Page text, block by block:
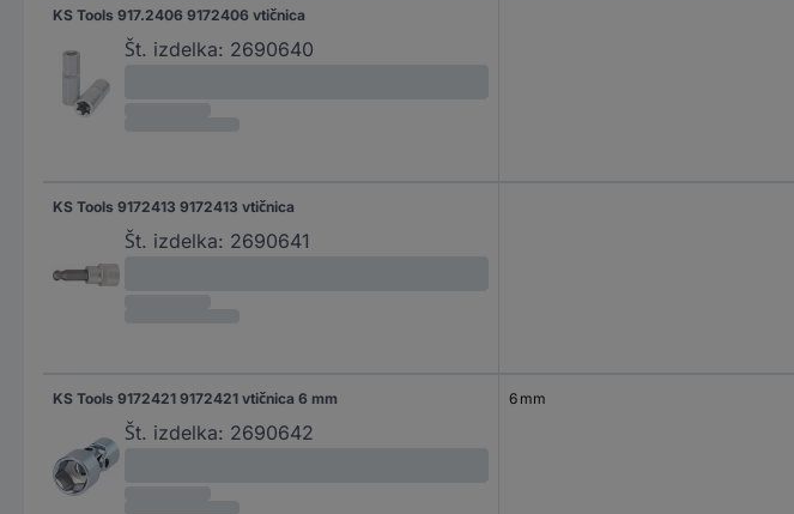
KS Tools 917.2406 9172406 vtičnica
Št. izdelka: 2690640
KS Tools 9172413 9172413 vtičnica
Št. izdelka: 2690641
KS Tools 9172421 9172421 vtičnica 6 mm
Št. izdelka: 2690642
6 mm